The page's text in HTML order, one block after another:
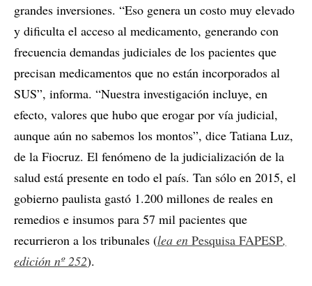
grandes inversiones. “Eso genera un costo muy elevado
y dificulta el acceso al medicamento, generando con
frecuencia demandas judiciales de los pacientes que
precisan medicamentos que no están incorporados al
SUS”, informa. “Nuestra investigación incluye, en
efecto, valores que hubo que erogar por vía judicial,
aunque aún no sabemos los montos”, dice Tatiana Luz,
de la Fiocruz. El fenómeno de la judicialización de la
salud está presente en todo el país. Tan sólo en 2015, el
gobierno paulista gastó 1.200 millones de reales en
remedios e insumos para 57 mil pacientes que
recurrieron a los tribunales (lea en Pesquisa FAPESP,
edición nº 252).